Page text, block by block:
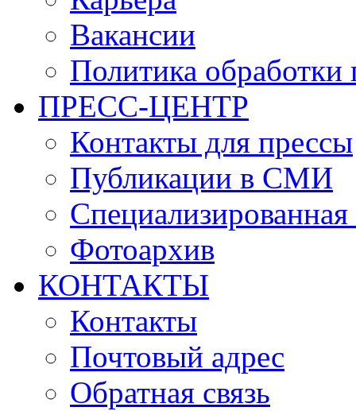
Вакансии
Политика
ПРЕСС-ЦЕНТР
Контакты для прессы
Публикации в СМИ
Специализированная
Фотоархив
КОНТАКТЫ
Контакты
Почтовый адрес
Обратная связь